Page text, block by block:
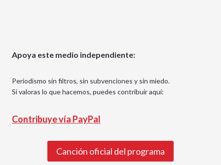
Apoya este medio independiente:
Periodismo sin filtros, sin subvenciones y sin miedo.
Si valoras lo que hacemos, puedes contribuir aquí:
Contribuye vía PayPal
Canción oficial del programa